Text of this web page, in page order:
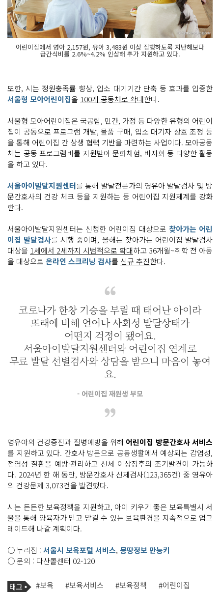
어린이집에서 영아 2,157원, 유아 3,483원 이상 집행하도록 지난해보다
급간식비를 2.6%~4.2% 인상해 추가 지원하고 있다.
또한, 시는 정원충족률 향상, 입소 대기기간 단축 등 효과를 입증한
서울형 모아어린이집을 100개 공동체로 확대한다.
서울형 모아어린이집은 국공립, 민간, 가정 등 다양한 유형의 어린이
집이 공동으로 프로그램 개발, 물품 구매, 입소 대기자 상호 조정 등
을 통해 어린이집 간 상생 협력 기반을 마련하는 사업이다. 모아공동
체는 공동 프로그램비를 지원받아 문화체험, 바자회 등 다양한 활동
을 하고 있다.
서울아이발달지원센터를 통해 발달전문가의 영유아 발달검사 및 방
문간호사의 건강 체크 등을 지원하는 등 어린이집 지원체계를 강화
한다.
서울아이발달지원센터는 신청한 어린이집 대상으로 찾아가는 어린
이집 발달검사를 시행 중이며, 올해는 찾아가는 어린이집 발달검사
대상을 1세에서 2세까지 시범적으로 확대하고 36개월~취학 전 아동
을 대상으로 온라인 스크리닝 검사를 신규 추진한다.
코로나가 한창 기승을 부릴 때 태어난 아이라
또래에 비해 언어나 사회성 발달상태가
어떤지 걱정이 됐어요.
서울아이발달지원센터와 어린이집 연계로
무료 발달 선별검사와 상담을 받으니 마음이 놓여
요.
- 어린이집 재원생 부모
영유아의 건강증진과 질병예방을 위해 어린이집 방문간호사 서비스
를 지원하고 있다. 간호사 방문으로 공동생활에서 예상되는 감염성,
전염성 질환을 예방·관리하고 신체 이상징후의 조기발견이 가능하
다. 2024년 한 해 동안, 방문간호사 신체검사(123,365건) 중 영유아
의 건강문제 3,073건을 발견했다.
시는 든든한 보육정책을 지원하고, 아이 키우기 좋은 보육특별시 서
울을 통해 양육자가 믿고 맡길 수 있는 보육환경을 지속적으로 업그
레이드해 나갈 계획이다.
○ 누리집 : 서울시 보육포털 서비스, 몽땅정보 만능키
○ 문의 : 다산콜센터 02-120
기
사
태 #보육 #보육서비스 #보육정책 #어린이집